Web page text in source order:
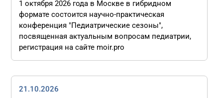
1 октября 2026 года в Москве в гибридном
формате состоится научно-практическая
конференция "Педиатрические сезоны",
посвященная актуальным вопросам педиатрии,
регистрация на сайте moir.pro
21.10.2026